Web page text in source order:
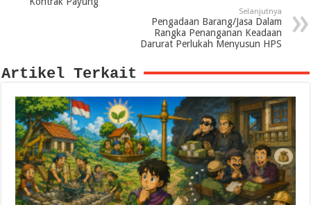
Selanjutnya
Pengadaan Barang/Jasa Dalam
Rangka Penanganan Keadaan
Darurat Perlukah Menyusun HPS
Artikel Terkait